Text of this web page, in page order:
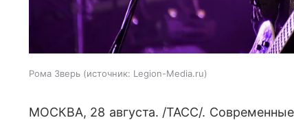
Рома Зверь источник: Legion-Media.ru
МОСКВА, 28 августа. /ТАСС/.